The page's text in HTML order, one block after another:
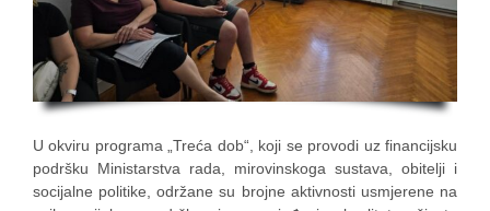
U okviru programa „Treća dob“, koji se provodi uz financijsku
podršku Ministarstva rada, mirovinskoga sustava, obitelji i
socijalne politike, održane su brojne aktivnosti usmjerene na